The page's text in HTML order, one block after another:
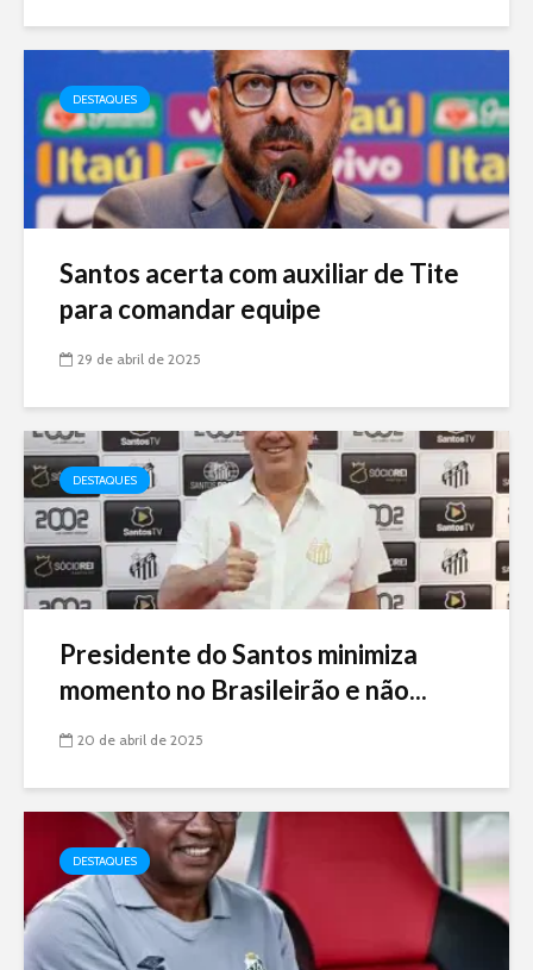
DESTAQUES
Santos acerta com auxiliar de Tite
para comandar equipe
29 de abril de 2025
DESTAQUES
Presidente do Santos minimiza
momento no Brasileirão e não...
20 de abril de 2025
DESTAQUES